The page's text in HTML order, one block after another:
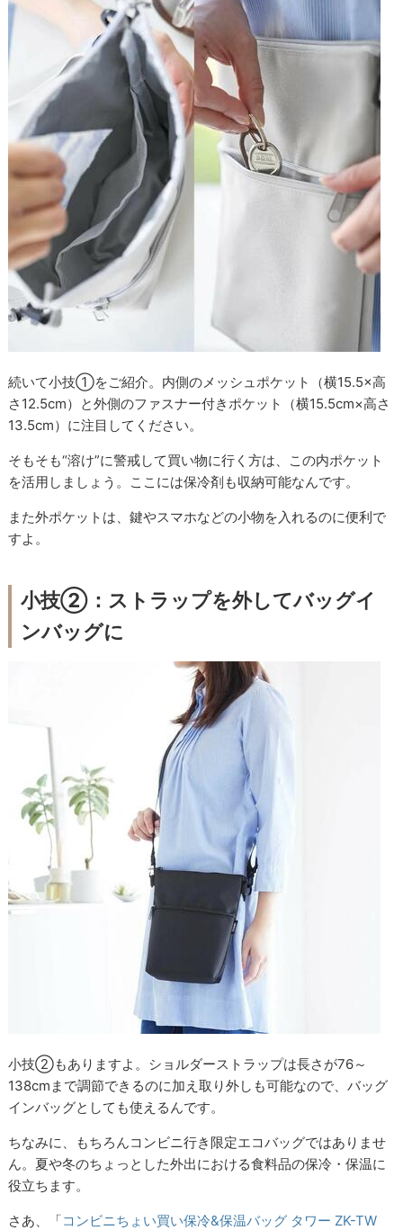
続いて小技①をご紹介。内側のメッシュポケット（横15.5×高
さ12.5cm）と外側のファスナー付きポケット（横15.5cm×高さ
13.5cm）に注目してください。
そもそも“溶け”に警戒して買い物に行く方は、この内ポケット
を活用しましょう。ここには保冷剤も収納可能なんです。
また外ポケットは、鍵やスマホなどの小物を入れるのに便利で
すよ。
小技②：ストラップを外してバッグイ
ンバッグに
小技②もありますよ。ショルダーストラップは長さが76～
138cmまで調節できるのに加え取り外しも可能なので、バッグ
インバッグとしても使えるんです。
ちなみに、もちろんコンビニ行き限定エコバッグではありませ
ん。夏や冬のちょっとした外出における食料品の保冷・保温に
役立ちます。
さあ、「コンビニちょい買い保冷&保温バッグ タワー ZK-TW